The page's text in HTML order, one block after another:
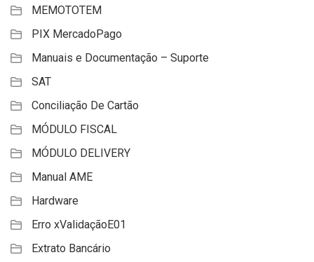
MEMOTOTEM
PIX MercadoPago
Manuais e Documentação – Suporte
SAT
Conciliação De Cartão
MÓDULO FISCAL
MÓDULO DELIVERY
Manual AME
Hardware
Erro xValidaçãoE01
Extrato Bancário